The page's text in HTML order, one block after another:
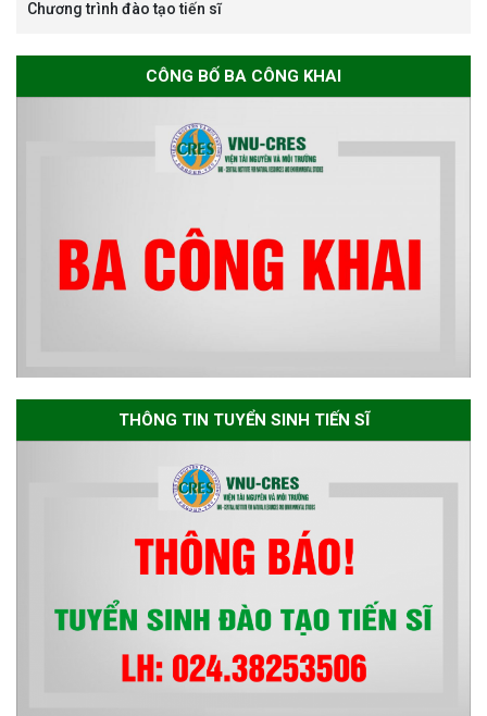
ban chuyên môn đánh giá hồ
năm 2026
trình đào tạo tiến sĩ chuyên
ngành Môi trường và phát triển
bền vững đợt 1 năm 2026
Chương trình đào tạo tiến sĩ
CÔNG BỐ BA CÔNG KHAI
THÔNG TIN TUYỂN SINH TIẾN SĨ